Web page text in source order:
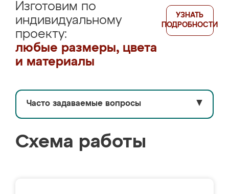
Изготовим по
индивидуальному
проекту:
любые размеры, цвета
и материалы
УЗНАТЬ
ПОДРОБНОСТИ
Часто задаваемые вопросы ▼
Схема работы